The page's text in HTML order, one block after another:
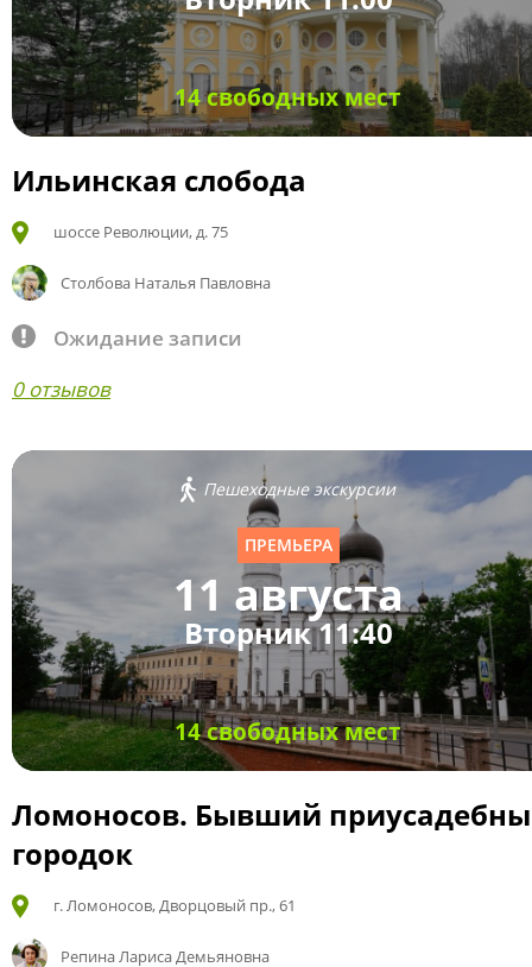
14 свободных мест
Ильинская слобода
шоссе Революции, д. 75
Столбова Наталья Павловна
Ожидание записи
0 отзывов
Пешеходные экскурсии
ПРЕМЬЕРА
11 августа
Вторник 11:40
14 свободных мест
Ломоносов. Бывший
городок
г. Ломоносов, Дворцовый пр., 61
Репина Лариса Демьяновна